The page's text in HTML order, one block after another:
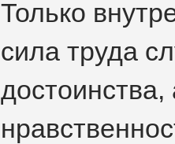
Только
сила труда